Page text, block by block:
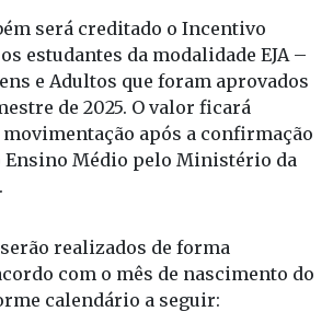
será creditado o Incentivo
estudantes da modalidade EJA –
e Adultos que foram aprovados
de 2025. O valor ficará
após a confirmação
Ensino Médio pelo Ministério da
realizados de forma
com o mês de nascimento do